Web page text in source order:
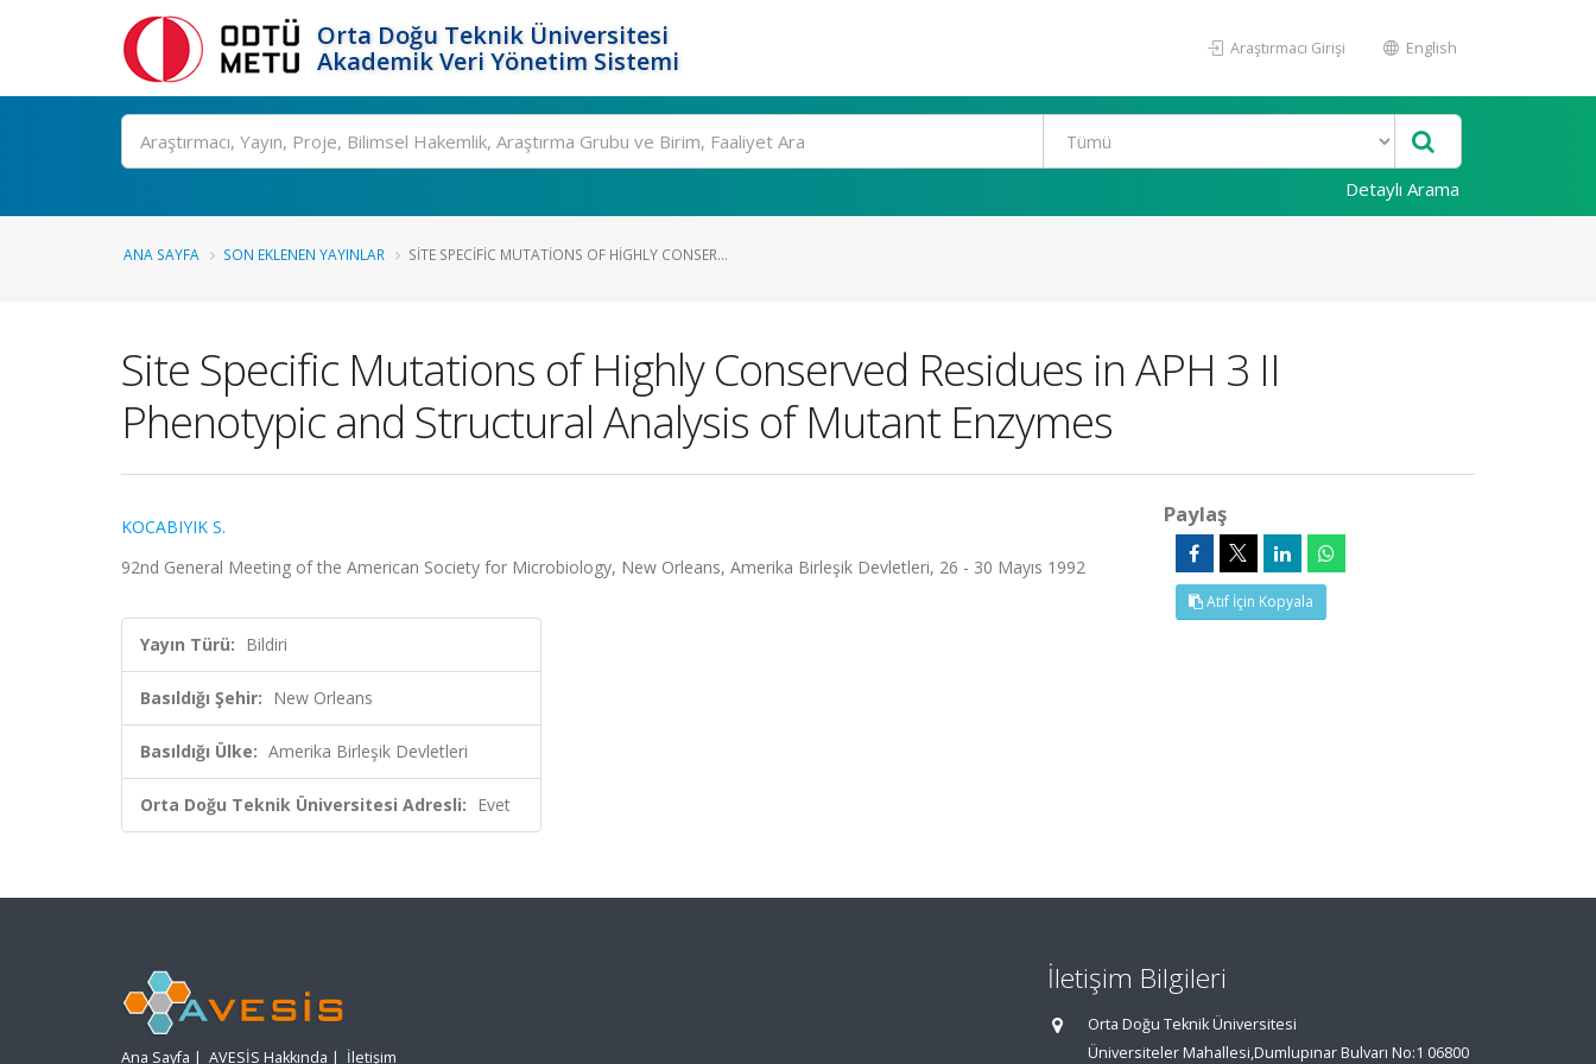
Orta Doğu Teknik Üniversitesi
Akademik Veri Yönetim Sistemi
Araştırmacı Girişi English
Ara
Detaylı Arama
ANA SAYFA SON EKLENEN YAYINLAR SITE SPECIFIC MUTATIONS OF HIGHLY CONSER...
Site Specific Mutations of Highly Conserved Residues in APH 3 II
Phenotypic and Structural Analysis of Mutant Enzymes
KOCABIYIK S.
92nd General Meeting of the American Society for Microbiology, New Orleans, Amerika Birleşik Devletleri, 26 - 30 Mayıs 1992
Yayın Türü: Bildiri
Basıldığı Şehir: New Orleans
Basıldığı Ülke: Amerika Birleşik Devletleri
Orta Doğu Teknik Üniversitesi Adresli: Evet
Paylaş
Atıf İçin Kopyala
Ana Sayfa | AVESİS Hakkında | İletişim
İletişim Bilgileri
Orta Doğu Teknik Üniversitesi
Üniversiteler Mahallesi,Dumlupınar Bulvarı No:1 06800